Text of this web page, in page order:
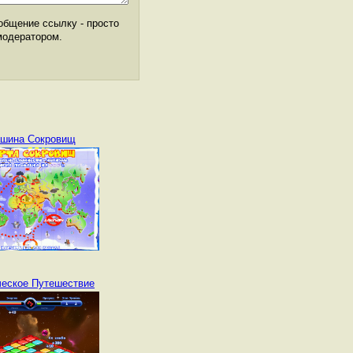
ссылку - просто
Сокровищ
Путешествие